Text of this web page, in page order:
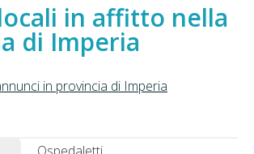
in affitto nella
di Imperia
in provincia di Imperia